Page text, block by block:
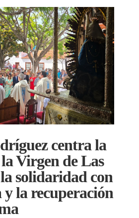
centra la
Virgen de Las
solidaridad con
y la recuperación